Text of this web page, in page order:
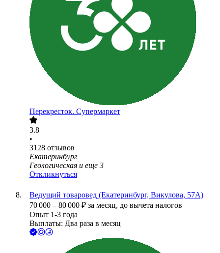
Перекресток. Супермаркет
3.8
•
3128 отзывов
Екатеринбург
Геологическая и еще 3
Откликнуться
Ведущий товаровед (Екатеринбург, Викулова, 57А)
70 000 – 80 000 ₽ за месяц, до вычета налогов
Опыт 1-3 года
Выплаты: Два раза в месяц